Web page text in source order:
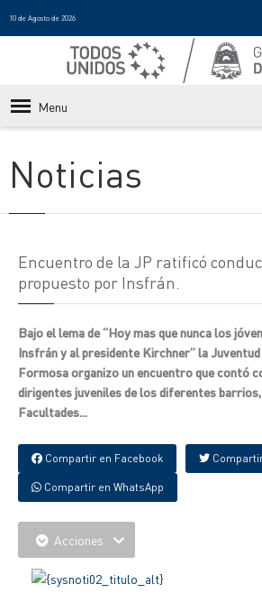
10 de Agosto de 2026
Menu
Noticias
Encuentro de la JP ratificó
propuesto por Insfrán.
Bajo el lema de “Hoy mas que nunca los
Insfrán y al presidente Kirchner” la
Formosa organizo un encuentro que contó
dirigentes juveniles de los diferentes
Facultades...
Compartir en Facebook
Compartir en WhatsApp
Acciones